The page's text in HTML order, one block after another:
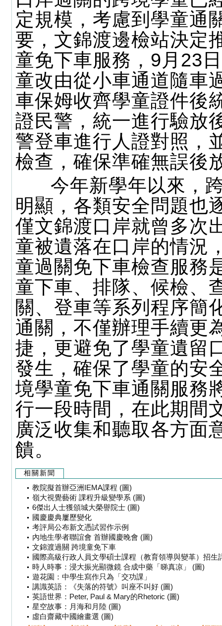
定規模，考慮到學童通
要，文錦渡邊檢站決定
童免下車服務，9月23
童改由從小車通道隨車
車保姆收齊學童證件後
證民警，統一進行驗放
警登車進行人證對照，
檢查，確保準確無誤後
今年新學年以來，
明顯，各類安全問題也
僅文錦渡口岸就曾多次
童被遺落在口岸的情況
童過關免下車檢查服務
童下車、排隊、候檢、
關、登車等系列程序簡
通關，不僅辦理手續更
捷，更避免了學童遺留
發生，確保了學童的安
境學童免下車通關服務
行一段時間，在此期間
廣泛收集和聽取各方面
饋。
相關新聞
教院擬首辦亞洲IEMA課程 (圖)
嶺大視覺藝術 課程升級變學系 (圖)
6傑出人士獲頒城大榮譽院士 (圖)
國慶慶典屢歷變化
考評局公布新文憑試習作示例
內地生學者聯誼會 首辦國慶晚會 (圖)
文錦渡過關 跨境童免下車
國際高級行政人員文學碩士課程（教育領導與變革）招生
時人時事：浸大振光顯微鏡 合成中藥「睇真凉」 (圖)
遊花園：中學生寫作只為「交功課」
講識英語：《失落的符號》叫座不叫好 (圖)
英語世界：Peter, Paul & Mary的Rhetoric (圖)
星空故事：月海和月陸 (圖)
虛白齋藏中國繪畫選 (圖)